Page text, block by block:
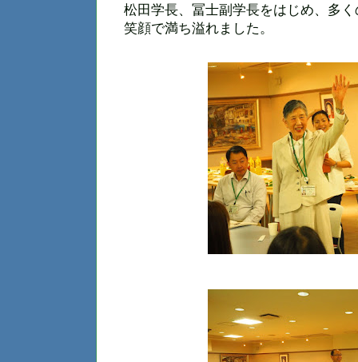
松田学長、冨士副学長をはじめ、多
笑顔で満ち溢れました。